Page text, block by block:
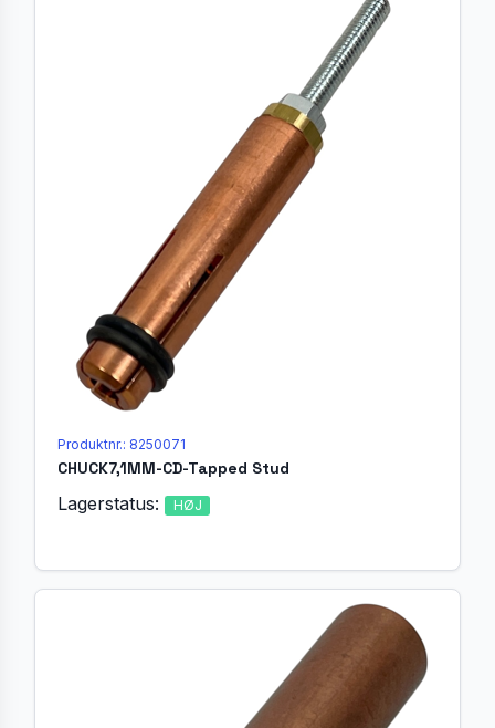
Produktnr.: 8250071
CHUCK7,1MM-CD-Tapped Stud
Lagerstatus: HØJ